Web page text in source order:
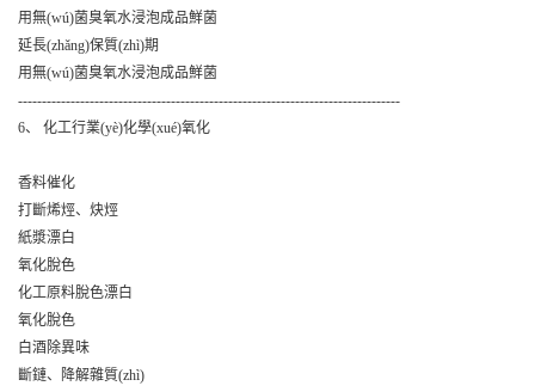
用無(wú)菌臭氧水浸泡成品鮮菌
延長(zhǎng)保質(zhì)期
用無(wú)菌臭氧水浸泡成品鮮菌
--------------------------------------------------------------------------------
6、 化工行業(yè)化學(xué)氧化
香料催化
打斷烯烴、炔烴
紙漿漂白
氧化脫色
化工原料脫色漂白
氧化脫色
白酒除異味
斷鏈、降解雜質(zhì)